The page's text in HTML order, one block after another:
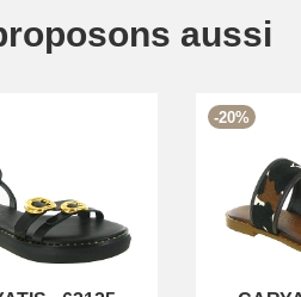
aussi
-20%